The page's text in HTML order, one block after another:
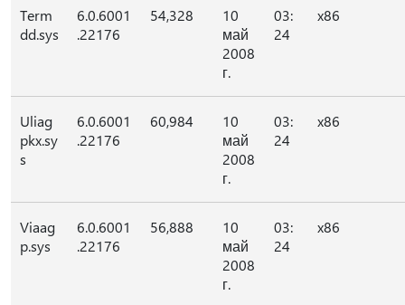
Term
dd.sys
6.0.6001
.22176
54,328
10
май
2008
г.
03:
24
x86
Uliag
pkx.sy
s
6.0.6001
.22176
60,984
10
май
2008
г.
03:
24
x86
Viaag
p.sys
6.0.6001
.22176
56,888
10
май
2008
г.
03:
24
x86